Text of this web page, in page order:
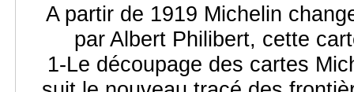
A partir de 1919 Michelin
par Albert Philibert, cette
1-Le découpage des cartes